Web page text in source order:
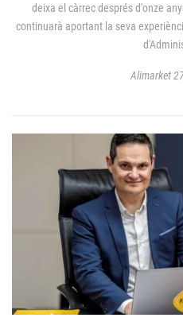
deixa el càrrec després d'onze
continuarà aportant la seva
Alimarket